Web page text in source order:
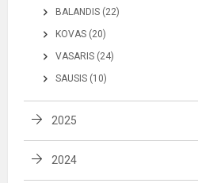
BALANDIS (22)
KOVAS (20)
VASARIS (24)
SAUSIS (10)
2025
2024